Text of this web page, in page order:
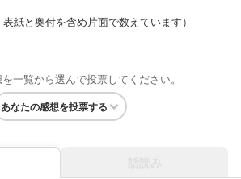
紙と奥付を含め片面で数えています）
一覧から選んで投票してください。
あなたの感想を投票する